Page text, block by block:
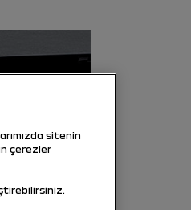
sitenin
çerezler